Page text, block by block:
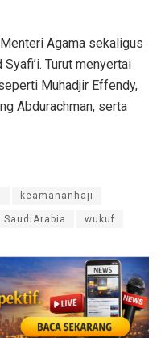
Agama sekaligus
Turut menyertai
Muhadjir Effendy,
Abdurachman, serta
keamananhaji
SaudiArabia wukuf